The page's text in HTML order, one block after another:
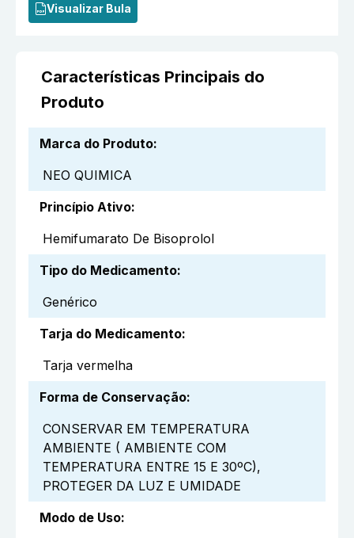
Visualizar Bula
Características Principais do
Produto
Marca do Produto:
NEO QUIMICA
Princípio Ativo:
Hemifumarato De Bisoprolol
Tipo do Medicamento:
Genérico
Tarja do Medicamento:
Tarja vermelha
Forma de Conservação:
CONSERVAR EM TEMPERATURA
AMBIENTE ( AMBIENTE COM
TEMPERATURA ENTRE 15 E 30ºC),
PROTEGER DA LUZ E UMIDADE
Modo de Uso: